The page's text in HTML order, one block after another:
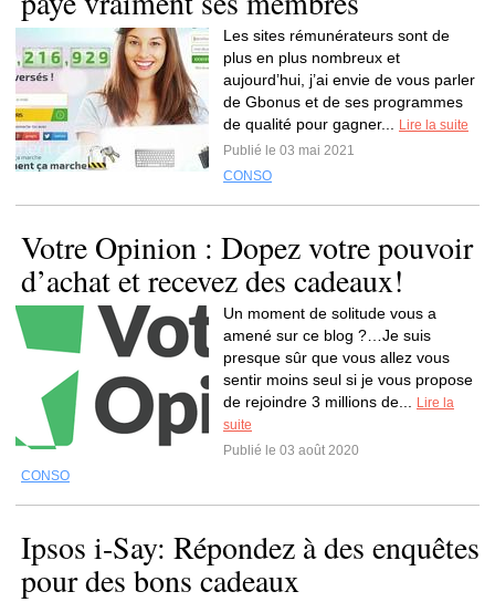
Les sites rémunérateurs sont de
plus en plus nombreux et
aujourd’hui, j’ai envie de vous parler
de Gbonus et de ses programmes
de qualité pour gagner...
Lire la suite
Publié le 03 mai 2021
CONSO
Votre Opinion : Dopez votre pouvoir
d’achat et recevez des cadeaux!
Un moment de solitude vous a
amené sur ce blog ?…Je suis
presque sûr que vous allez vous
sentir moins seul si je vous propose
de rejoindre 3 millions de...
Lire la
suite
Publié le 03 août 2020
CONSO
Ipsos i-Say: Répondez à des enquêtes
pour des bons cadeaux